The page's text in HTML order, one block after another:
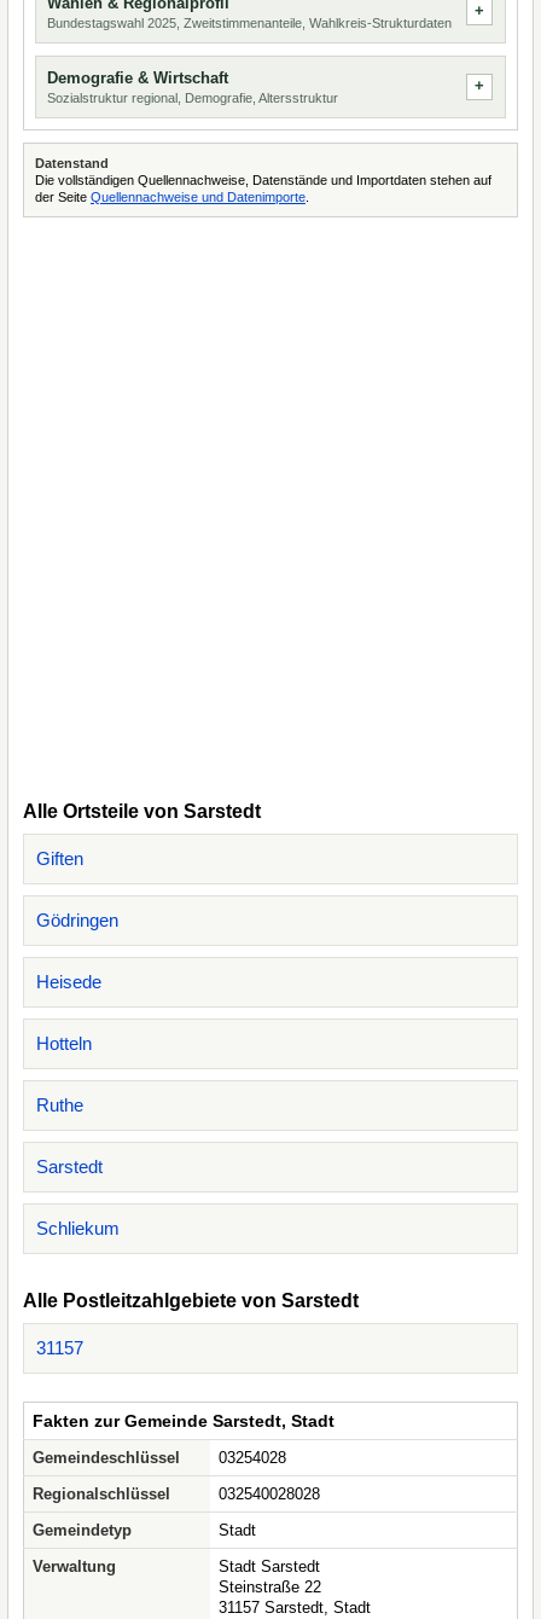
Bundestagswahl 2025, Zweitstimmenanteile, Wahlkreis-Strukturdaten
Demografie & Wirtschaft
Sozialstruktur regional, Demografie, Altersstruktur
Datenstand
Die vollständigen Quellennachweise, Datenstände und Importdaten stehen auf
der Seite Quellennachweise und Datenimporte
Alle Ortsteile von Sarstedt
Giften
Gödringen
Heisede
Hotteln
Ruthe
Sarstedt
Schliekum
Alle Postleitzahlgebiete von Sarstedt
31157
Fakten zur Gemeinde Sarstedt, Stadt
Gemeindeschlüssel
03254028
Regionalschlüssel
032540028028
Gemeindetyp
Stadt
Verwaltung
Stadt Sarstedt
Steinstraße 22
31157 Sarstedt, Stadt